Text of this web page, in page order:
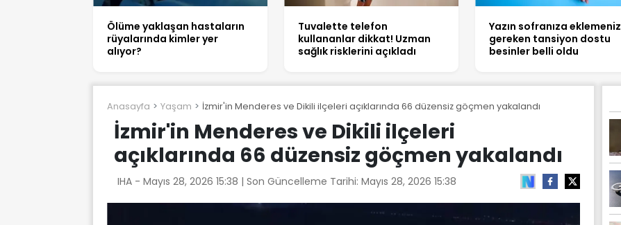
Ölüme yaklaşan hastaların
rüyalarında kimler yer
alıyor?
Tuvalette telefon
kullananlar dikkat! Uzman
sağlık risklerini açıkladı
Yazın sofranıza eklemeniz
gereken tansiyon dostu
besinler belli oldu
Anasayfa Yaşam İzmir'in Menderes ve Dikili ilçeleri açıklarında 66 düzensiz göçmen yakalandı
İzmir'in Menderes ve Dikili ilçeleri
açıklarında 66 düzensiz göçmen yakalandı
IHA - Mayıs 28, 2026 15:38 | Son Güncelleme Tarihi: Mayıs 28, 2026 15:38